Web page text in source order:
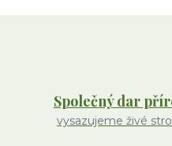
Společný dar
vysazujeme živé